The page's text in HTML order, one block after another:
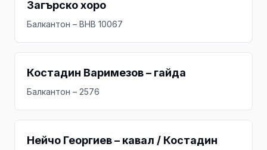
Загърско хоро
Балкантон – ВНВ 10067
Костадин Варимезов – гайда
Балкантон – 2576
Нейчо Георгиев – кавал / Костадин